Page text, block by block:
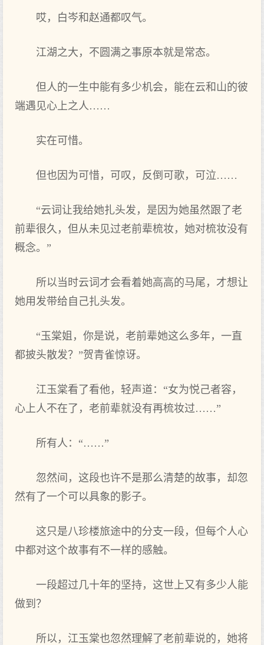
哎，白岑和赵通都叹气。
江湖之大，不圆满之事原本就是常态。
但人的一生中能有多少机会，能在云和山的彼
端遇见心上之人……
实在可惜。
但也因为可惜，可叹，反倒可歌，可泣……
“云词让我给她扎头发，是因为她虽然跟了老
前辈很久，但从未见过老前辈梳妆，她对梳妆没有
概念。”
所以当时云词才会看着她高高的马尾，才想让
她用发带给自己扎头发。
“玉棠姐，你是说，老前辈她这么多年，一直
都披头散发？”贺青雀惊讶。
江玉棠看了看他，轻声道：“女为悦己者容，
心上人不在了，老前辈就没有再梳妆过……”
所有人：“……”
忽然间，这段也许不是那么清楚的故事，却忽
然有了一个可以具象的影子。
这只是八珍楼旅途中的分支一段，但每个人心
中都对这个故事有不一样的感触。
一段超过几十年的坚持，这世上又有多少人能
做到？
所以，江玉棠也忽然理解了老前辈说的，她将